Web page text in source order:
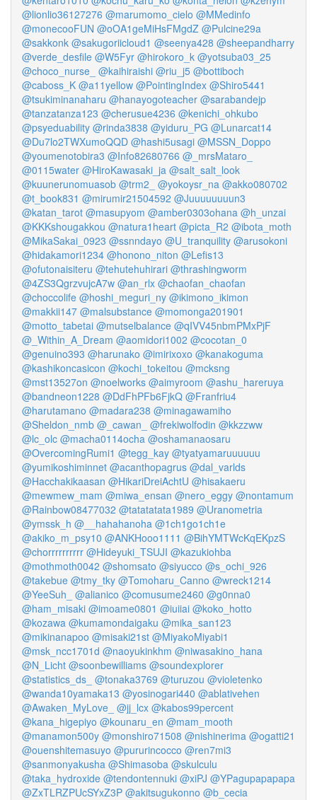
@lionlio36127276 @marumomo_cielo @MMedinfo
@monecooFUN @oOA1geMiHsFMgdZ @Pulcine29a
@sakkonk @sakugoriicloud1 @seenya428 @sheepandharry
@verde_desfile @W5Fyr @hirokoro_k @yotsuba03_25
@choco_nurse_ @kaihiraishi @riu_j5 @bottiboch
@caboss_K @a11yellow @PointingIndex @Shiro5441
@tsukiminanaharu @hanayogoteacher @sarabandejp
@tanzatanza123 @cherusue4236 @kenichi_ohkubo
@psyeduability @rinda3838 @yiduru_PG @Lunarcat14
@Du7lo2TWXumoQQD @hashi5usagi @MSSN_Doppo
@youmenotobira3 @Info82680766 @_mrsMataro_
@0115water @HiroKawasaki_ja @salt_salt_look
@kuunerunomuasob @trm2_ @yokoysr_na @akko080702
@t_book831 @mirumir21504592 @Juuuuuuuun3
@katan_tarot @masupyom @amber0303ohana @h_unzai
@KKKshougakkou @natura1heart @picta_R2 @ibota_moth
@MikaSakai_0923 @ssnndayo @U_tranquility @arusokoni
@hidakamori1234 @honono_niton @Lefis13
@ofutonaisiteru @tehutehuhirari @thrashingworm
@4ZS3QgrzvujcA7w @an_rlx @chaofan_chaofan
@choccolife @hoshi_meguri_ny @ikimono_ikimon
@makkii147 @malsubstance @momonga201901
@motto_tabetai @mutselbalance @qIVV45nbmPMxPjF
@_Within_A_Dream @aomidori1002 @cocotan_0
@genuino393 @harunako @imirixoxo @kanakoguma
@kashikoncasicon @kochi_tokeitou @mcksng
@mst13527on @noelworks @aimyroom @ashu_hareruya
@bandneon1228 @DdFhPFb6FjkQ @Franfriu4
@harutamano @madara238 @minagawamiho
@Sheldon_nmb @_cawan_ @frekiwolfodin @kkzzww
@lc_olc @macha0114ocha @oshamanaosaru
@OvercomingRumi1 @tegg_kay @tyatyamaruuuuuu
@yumikoshiminnet @acanthopagrus @dal_varlds
@Hacchakikaasan @HikariDreiAchtU @hisakaeru
@mewmew_mam @miwa_ensan @nero_eggy @nontamum
@Rainbow08477032 @tatatatata1989 @Uranometria
@ymssk_h @__hahahanoha @1ch1go1ch1e
@akiko_m_psy10 @ANKHooo1111 @BihYMTWcKqEKpzS
@chorrrrrrrrrr @Hideyuki_TSUJI @kazukiohba
@mothmoth0042 @shomsato @siyucco @s_ochi_926
@takebue @tmy_tky @Tomoharu_Canno @wreck1214
@YeeSuh_
@alianico @comusume2460 @g0nna0
@ham_misaki @imoame0801 @iuiiai @koko_hotto
@kozawa @kumamondaigaku @mika_san123
@mikinanapoo @misaki21st @MiyakoMiyabi1
@msk_ncc1701d @naoyukinkhm @niwasakino_hana
@N_Licht @soonbewilliams @soundexplorer
@statistics_ds_ @tonaka3769 @turuzou @violetenko
@wanda10yamaka13 @yosinogari440 @ablativehen
@Awaken_MyLove_ @jj_lcx @kabos99percent
@kana_higepiyo @kounaru_en @mam_mooth
@manamon500y @monshiro71508 @nishinerima @ogatti21
@ouenshitemasuyo @pururincocco @ren7mi3
@sanmonyakusha @Shimasoba @skulculu
@taka_hydroxide @tendontennuki @xiPJ @YPagupapapapa
@ZxTLRZPUcSYxZ3P @akitsugukonno @b_cecia